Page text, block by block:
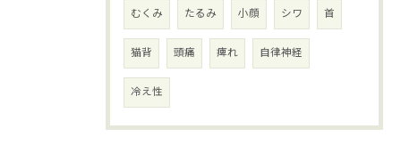
むくみ たるみ 小顔 シワ 首
猫背 頭痛 痺れ 自律神経
冷え性